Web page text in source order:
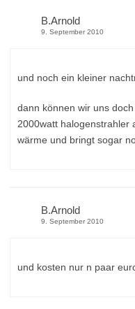
B.Arnold
9. September 2010
und noch ein kleiner
dann können wir uns
2000watt halogenstrahler
wärme und bringt sogar
B.Arnold
9. September 2010
und kosten nur n paar